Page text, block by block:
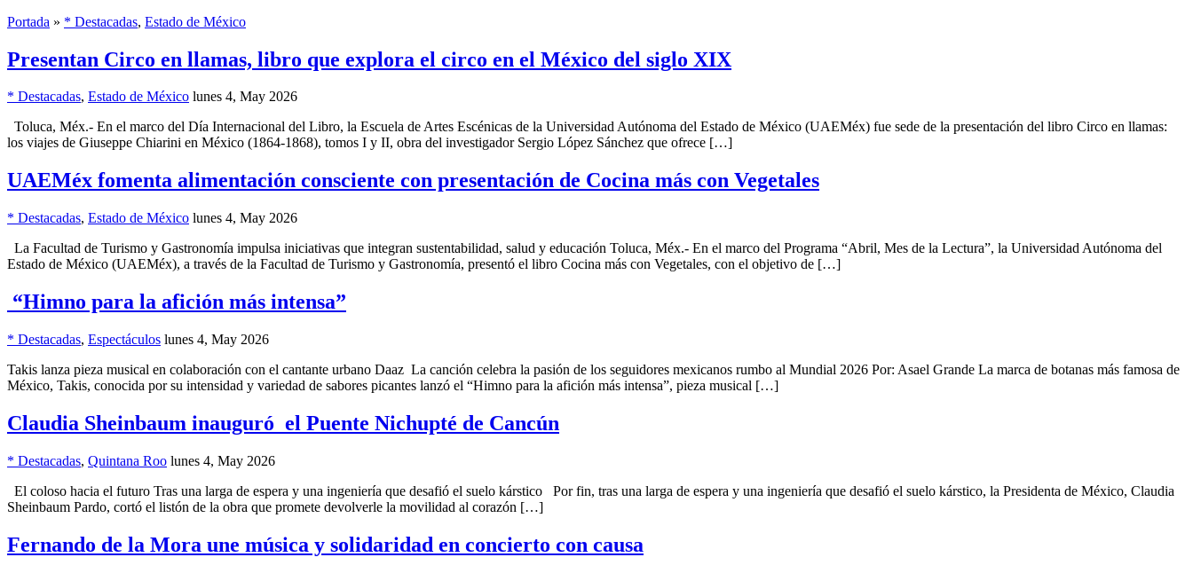
Portada » * Destacadas, Estado de México
Presentan Circo en llamas, libro que explora el circo en el México del siglo XIX
* Destacadas, Estado de México lunes 4, May 2026
Toluca, Méx.- En el marco del Día Internacional del Libro, la Escuela de Artes Escénicas de la Universidad Autónoma del Estado de México (UAEMéx) fue sede de la presentación del libro Circo en llamas:
los viajes de Giuseppe Chiarini en México (1864-1868), tomos I y II, obra del investigador Sergio López Sánchez que ofrece […]
UAEMéx fomenta alimentación consciente con presentación de Cocina más con Vegetales
* Destacadas, Estado de México lunes 4, May 2026
La Facultad de Turismo y Gastronomía impulsa iniciativas que integran sustentabilidad, salud y educación Toluca, Méx.- En el marco del Programa “Abril, Mes de la Lectura”, la Universidad Autónoma del
Estado de México (UAEMéx), a través de la Facultad de Turismo y Gastronomía, presentó el libro Cocina más con Vegetales, con el objetivo de […]
“Himno para la afición más intensa”
* Destacadas, Espectáculos lunes 4, May 2026
Takis lanza pieza musical en colaboración con el cantante urbano Daaz La canción celebra la pasión de los seguidores mexicanos rumbo al Mundial 2026 Por: Asael Grande La marca de botanas más famosa de
México, Takis, conocida por su intensidad y variedad de sabores picantes lanzó el “Himno para la afición más intensa”, pieza musical […]
Claudia Sheinbaum inauguró el Puente Nichupté de Cancún
* Destacadas, Quintana Roo lunes 4, May 2026
El coloso hacia el futuro Tras una larga de espera y una ingeniería que desafió el suelo kárstico Por fin, tras una larga de espera y una ingeniería que desafió el suelo kárstico, la Presidenta de México, Claudia
Sheinbaum Pardo, cortó el listón de la obra que promete devolverle la movilidad al corazón […]
Fernando de la Mora une música y solidaridad en concierto con causa